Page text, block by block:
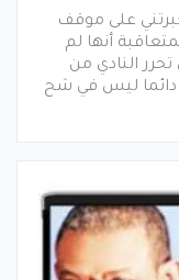
على موقف
أنها لم
النادي من
دائما ليس في شح